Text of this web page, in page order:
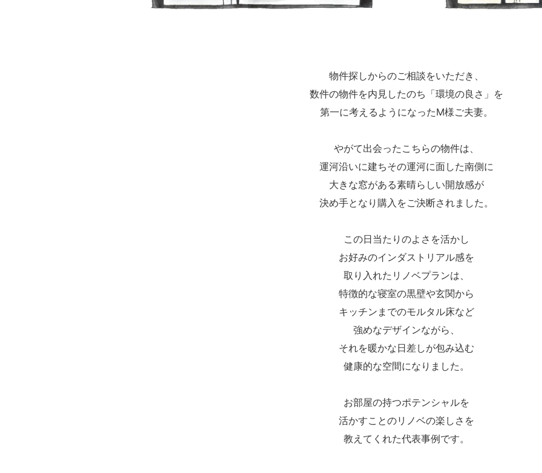
物件探しからのご相談をいただき、
数件の物件を内見したのち「環境の良さ」を
第一に考えるようになったM様ご夫妻。
やがて出会ったこちらの物件は、
運河沿いに建ちその運河に面した南側に
大きな窓がある素晴らしい開放感が
決め手となり購入をご決断されました。
この日当たりのよさを活かし
お好みのインダストリアル感を
取り入れたリノベプランは、
特徴的な寝室の黒壁や玄関から
キッチンまでのモルタル床など
強めなデザインながら、
それを暖かな日差しが包み込む
健康的な空間になりました。
お部屋の持つポテンシャルを
活かすことのリノベの楽しさを
教えてくれた代表事例です。